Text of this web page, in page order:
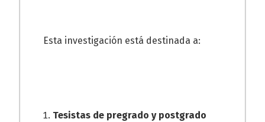
Esta investigación está destinada a:
Tesistas de pregrado y postgrado